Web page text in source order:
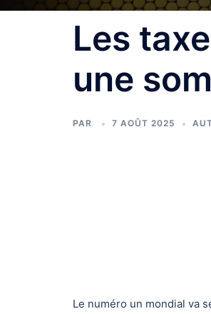
Les
une
PAR 7 AOÛT 2025
Le numéro un mondial va